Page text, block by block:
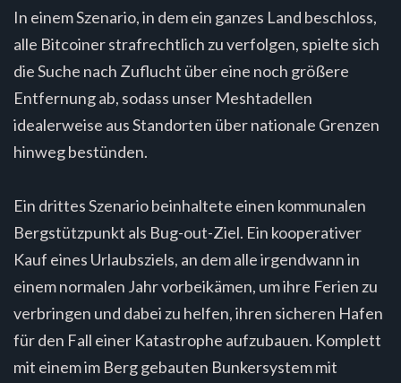
In einem Szenario, in dem ein ganzes Land beschloss,
alle Bitcoiner strafrechtlich zu verfolgen, spielte sich
die Suche nach Zuflucht über eine noch größere
Entfernung ab, sodass unser Meshtadellen
idealerweise aus Standorten über nationale Grenzen
hinweg bestünden.
Ein drittes Szenario beinhaltete einen kommunalen
Bergstützpunkt als Bug-out-Ziel. Ein kooperativer
Kauf eines Urlaubsziels, an dem alle irgendwann in
einem normalen Jahr vorbeikämen, um ihre Ferien zu
verbringen und dabei zu helfen, ihren sicheren Hafen
für den Fall einer Katastrophe aufzubauen. Komplett
mit einem im Berg gebauten Bunkersystem mit